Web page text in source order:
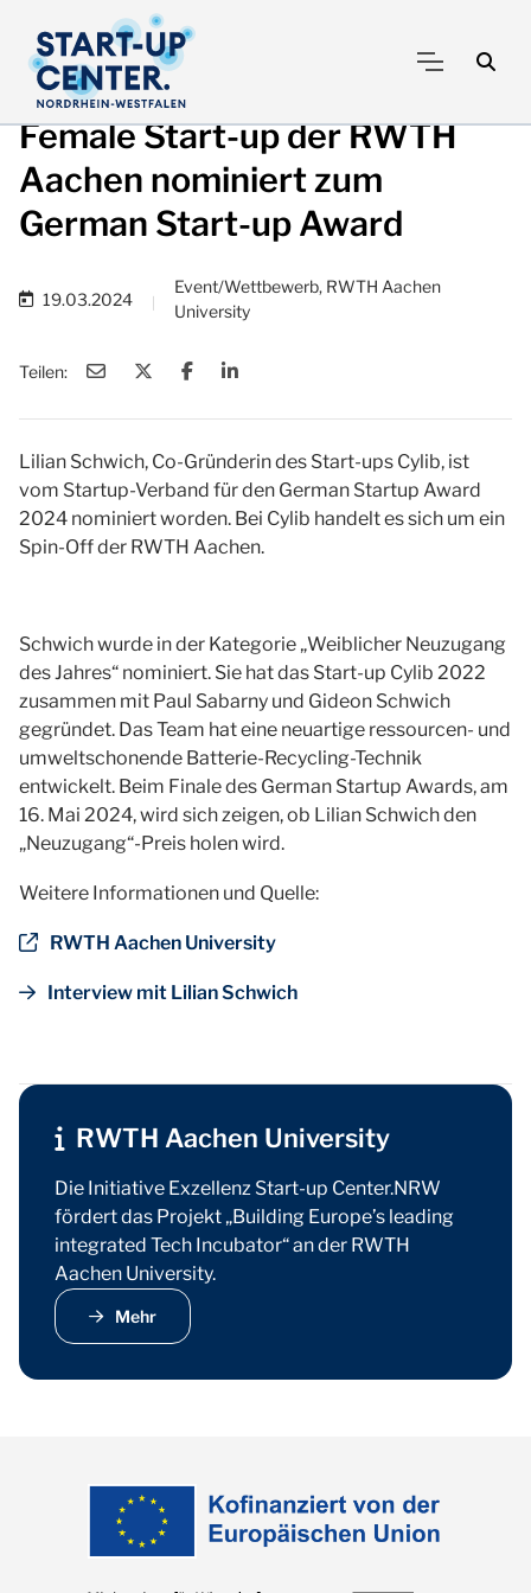
Female Start-up der RWTH
Aachen nominiert zum
German Start-up Award
19.03.2024
Event/Wettbewerb, RWTH Aachen
University
Teilen:
Lilian Schwich, Co-Gründerin des Start-ups Cylib, ist
vom Startup-Verband für den German Startup Award
2024 nominiert worden. Bei Cylib handelt es sich um ein
Spin-Off der RWTH Aachen.
Schwich wurde in der Kategorie „Weiblicher Neuzugang
des Jahres“ nominiert. Sie hat das Start-up Cylib 2022
zusammen mit Paul Sabarny und Gideon Schwich
gegründet. Das Team hat eine neuartige ressourcen- und
umweltschonende Batterie-Recycling-Technik
entwickelt. Beim Finale des German Startup Awards, am
16. Mai 2024, wird sich zeigen, ob Lilian Schwich den
„Neuzugang“-Preis holen wird.
Weitere Informationen und Quelle:
RWTH Aachen University
Interview mit Lilian Schwich
RWTH Aachen University
Die Initiative Exzellenz Start-up Center.NRW
fördert das Projekt „Building Europe’s leading
integrated Tech Incubator“ an der RWTH
Aachen University.
Mehr